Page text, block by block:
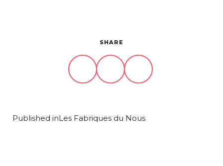
SHARE
Published inLes Fabriques du Nous